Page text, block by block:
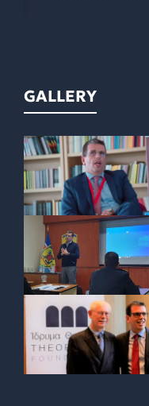
GALLERY